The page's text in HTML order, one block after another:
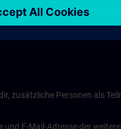
zusätzliche Personen als
E-Mail-Adresse der